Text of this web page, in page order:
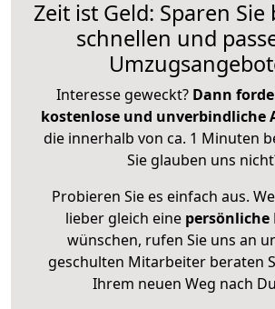
Zeit ist Geld: Sparen
schnellen und
Interesse geweckt? Dann
kostenlose und unverbindliche
die innerhalb von ca. 1 Minuten
Sie glauben uns
Probieren Sie es einfach aus.
lieber gleich eine persönliche
wünschen, rufen Sie uns an
geschulten Mitarbeiter beraten
Ihrem neuen Weg nach